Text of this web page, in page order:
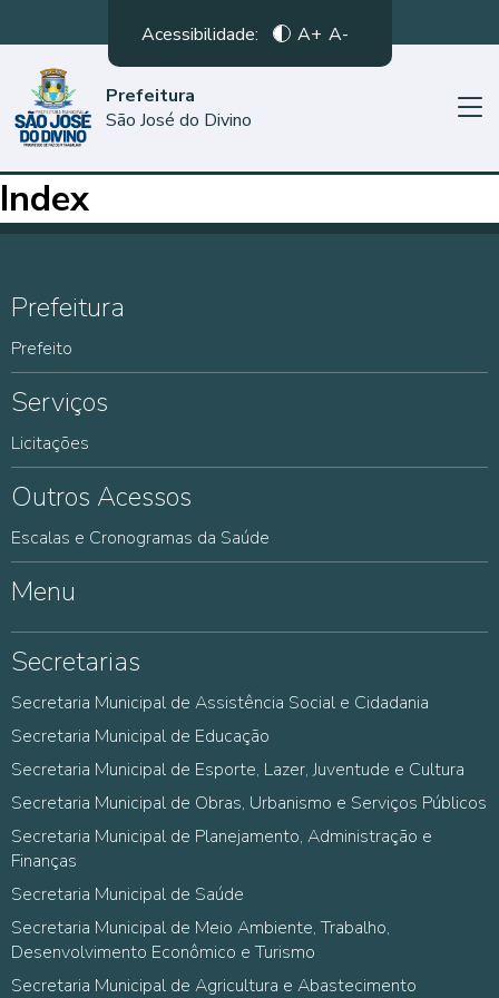
Acessibilidade: A+ A-
Prefeitura
São José do Divino
Index
Prefeitura
Prefeito
Serviços
Licitações
Outros Acessos
Escalas e Cronogramas da Saúde
Menu
Secretarias
Secretaria Municipal de Assistência Social e Cidadania
Secretaria Municipal de Educação
Secretaria Municipal de Esporte, Lazer, Juventude e Cultura
Secretaria Municipal de Obras, Urbanismo e Serviços Públicos
Secretaria Municipal de Planejamento, Administração e
Finanças
Secretaria Municipal de Saúde
Secretaria Municipal de Meio Ambiente, Trabalho,
Desenvolvimento Econômico e Turismo
Secretaria Municipal de Agricultura e Abastecimento